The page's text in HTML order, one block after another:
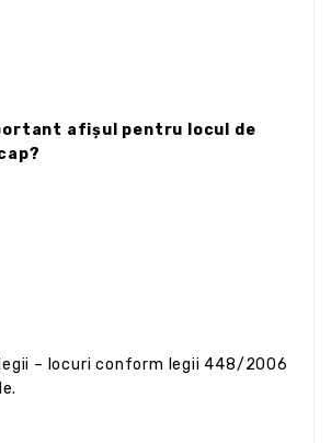
afișul pentru locul de
– locuri conform legii 448/2006